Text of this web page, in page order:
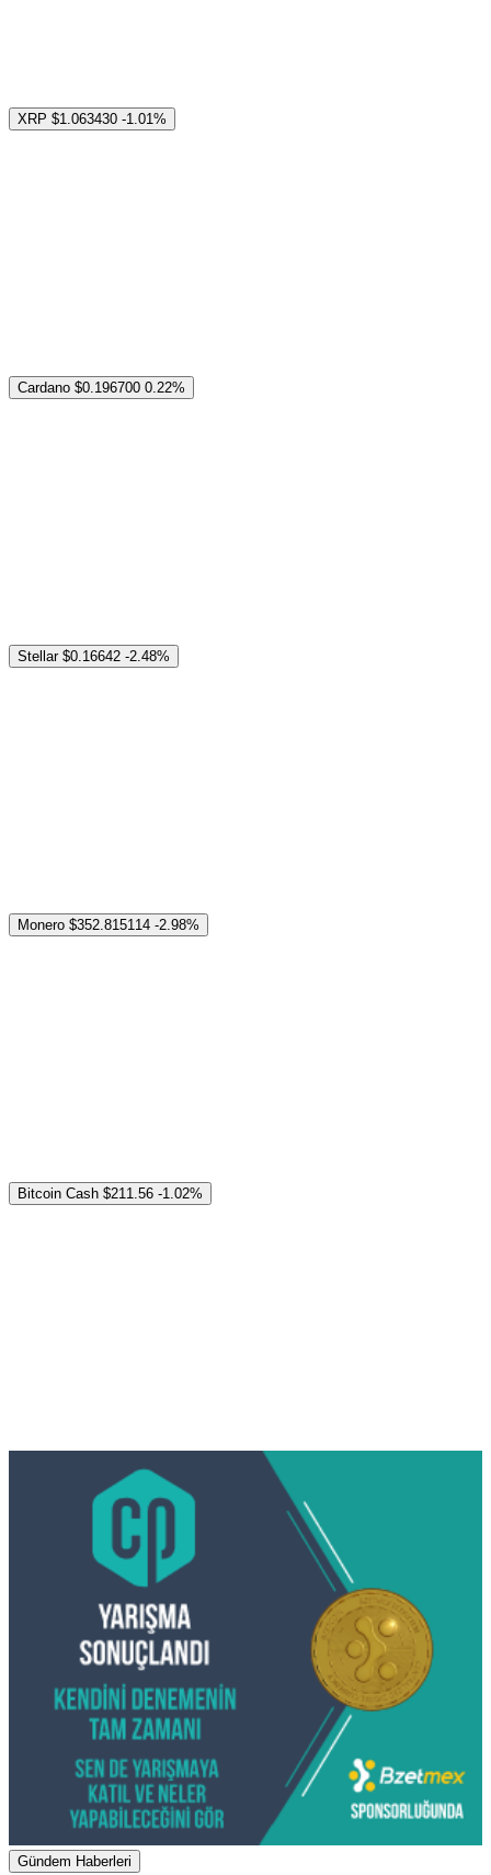
XRP $1.063430 -1.01%
Cardano $0.196700 0.22%
Stellar $0.16642 -2.48%
Monero $352.815114 -2.98%
Bitcoin Cash $211.56 -1.02%
Gündem Haberleri